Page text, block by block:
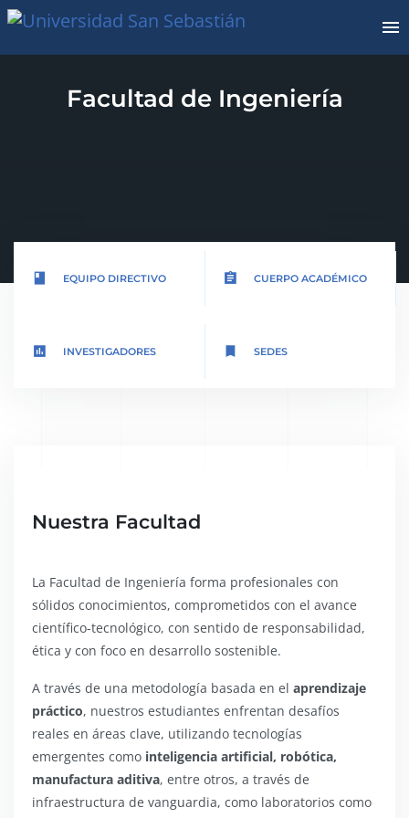
Facultad de Ingeniería
book EQUIPO DIRECTIVO assignment CUERPO ACADÉMICO
insert_chart INVESTIGADORES bookmark SEDES
Nuestra Facultad
La Facultad de Ingeniería forma profesionales con
sólidos conocimientos, comprometidos con el avance
científico-tecnológico, con sentido de responsabilidad,
ética y con foco en desarrollo sostenible.
A través de una metodología basada en el aprendizaje
práctico, nuestros estudiantes enfrentan desafíos
reales en áreas clave, utilizando tecnologías
emergentes como inteligencia artificial, robótica,
manufactura aditiva, entre otros, a través de
infraestructura de vanguardia, como laboratorios como